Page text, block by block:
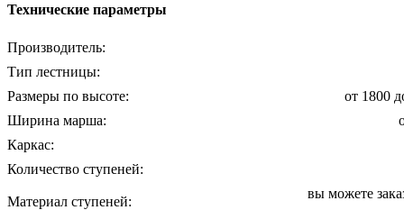
Технические параметры
Производитель:
Тип лестницы:
Размеры по высоте:
от 1800
Ширина марша:
Каркас:
Количество ступеней:
Материал ступеней:
вы можете